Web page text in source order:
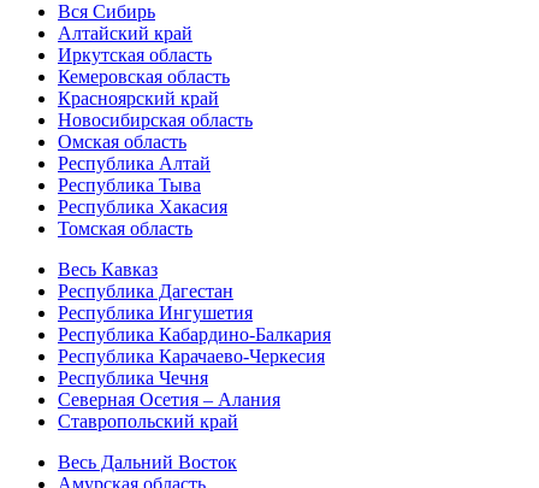
Вся Сибирь
Алтайский край
Иркутская область
Кемеровская область
Красноярский край
Новосибирская область
Омская область
Республика Алтай
Республика Тыва
Республика Хакасия
Томская область
Весь Кавказ
Республика Дагестан
Республика Ингушетия
Республика Кабардино-Балкария
Республика Карачаево-Черкесия
Республика Чечня
Северная Осетия – Алания
Ставропольский край
Весь Дальний Восток
Амурская область